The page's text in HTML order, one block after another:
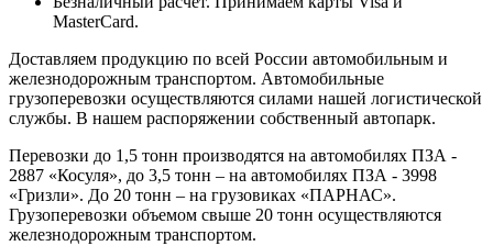
MasterCard.
Доставляем продукцию по всей России автомобильным и
железнодорожным транспортом. Автомобильные
грузоперевозки осуществляются силами нашей логистической
службы. В нашем распоряжении собственный автопарк.
Перевозки до 1,5 тонн производятся на автомобилях ПЗА -
2887 «Косуля», до 3,5 тонн – на автомобилях ПЗА - 3998
«Гризли». До 20 тонн – на грузовиках «ПАРНАС».
Грузоперевозки объемом свыше 20 тонн осуществляются
железнодорожным транспортом.